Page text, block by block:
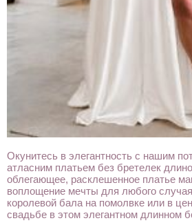
Окунитесь в элегантность с нашим
атласним платьем без бретелек
облегающее, расклешенное платье
воплощение мечты для любого
королевой бала на помолвке или в
свадьбе в этом элегантном длинном